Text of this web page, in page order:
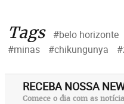
Tags #belo horizonte
#minas
#chikungunya
RECEBA NOSSA
Comece o dia com as